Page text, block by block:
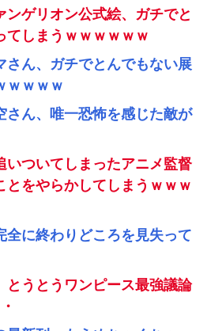
ンゲリオン公式絵、ガチでと
てしまうｗｗｗｗｗｗ
さん、ガチでとんでもない展
ｗｗｗｗ
さん、唯一恐怖を感じた敵が
いついてしまったアニメ監督
とをやらかしてしまうｗｗｗ
全に終わりどころを見失って
とうとうワンピース最強議論